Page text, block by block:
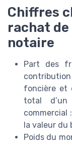
Chiffres
rachat
notaire
Part des
foncière et
total
commercial
la valeur du
Poids du